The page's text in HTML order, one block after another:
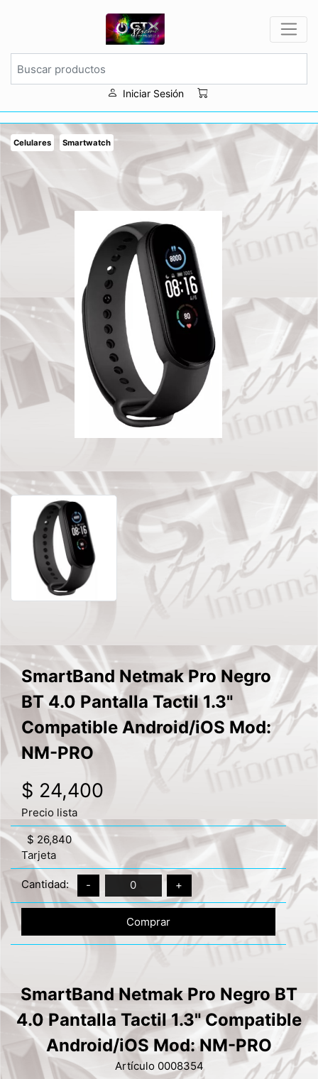
Iniciar Sesión
Celulares Smartwatch
SmartBand Netmak Pro Negro
BT 4.0 Pantalla Tactil 1.3"
Compatible Android/iOS Mod:
NM-PRO
$ 24,400
Precio lista
$ 26,840
Tarjeta
Cantidad: - 0 +
Comprar
SmartBand Netmak Pro Negro BT
4.0 Pantalla Tactil 1.3" Compatible
Android/iOS Mod: NM-PRO
Artículo 0008354